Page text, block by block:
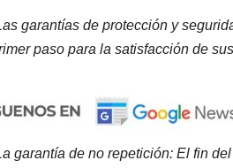
garantías de protección y
paso para la satisfacción de
garantía de no repetición: El fin